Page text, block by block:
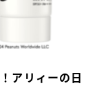
アリィーの日